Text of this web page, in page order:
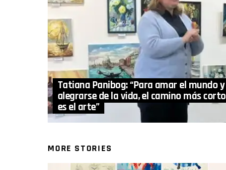
Tatiana Panibog: “Para amar el mundo y
alegrarse de la vida, el camino más corto
es el arte”
MORE STORIES